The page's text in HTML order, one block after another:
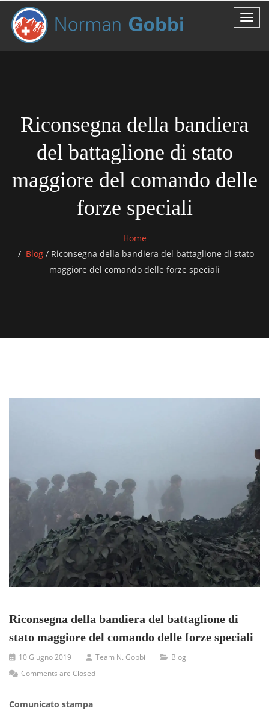
Riconsegna della bandiera
del battaglione di stato
maggiore del comando delle
forze speciali
Home
Blog / Riconsegna della bandiera del battaglione di stato
maggiore del comando delle forze speciali
Riconsegna della bandiera del battaglione di
stato maggiore del comando delle forze speciali
10 Giugno 2019 Team N. Gobbi
Blog
Comments are Closed
Comunicato stampa